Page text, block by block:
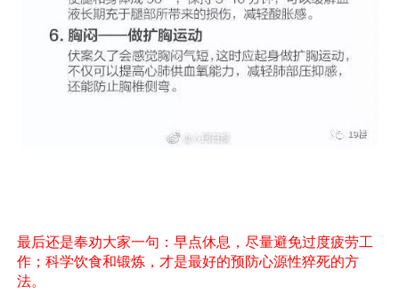
最后还是奉劝大家一句：早点休息，尽量避免过度疲劳工
作；科学饮食和锻炼，才是最好的预防心源性猝死的方
法。